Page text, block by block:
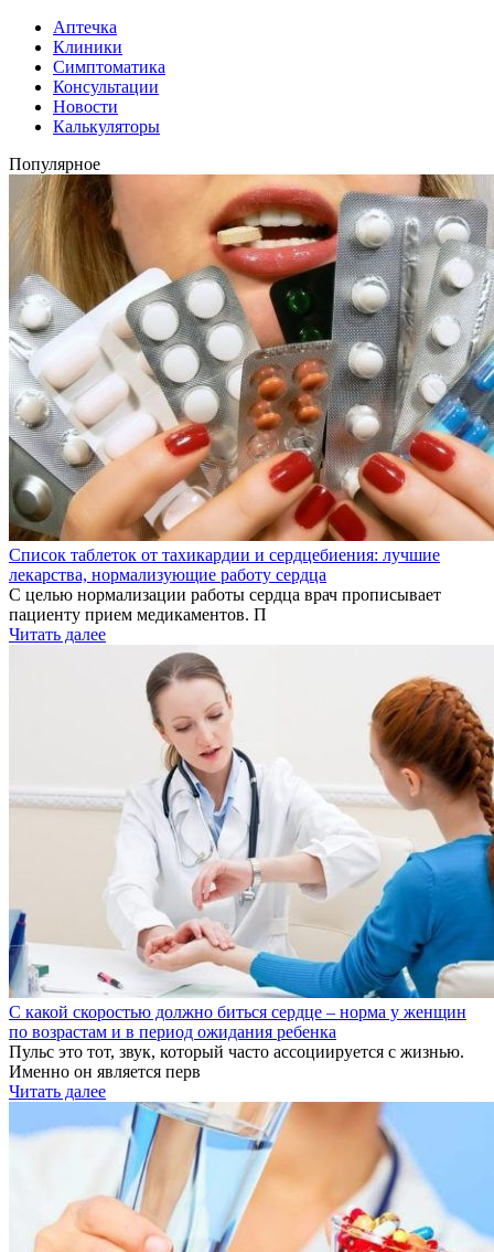
Аптечка
Клиники
Симптоматика
Консультации
Новости
Калькуляторы
Популярное
Список таблеток от тахикардии и сердцебиения: лучшие
лекарства, нормализующие работу сердца
С целью нормализации работы сердца врач прописывает
пациенту прием медикаментов. П
Читать далее
С какой скоростью должно биться сердце – норма у женщин
по возрастам и в период ожидания ребенка
Пульс это тот, звук, который часто ассоциируется с жизнью.
Именно он является перв
Читать далее